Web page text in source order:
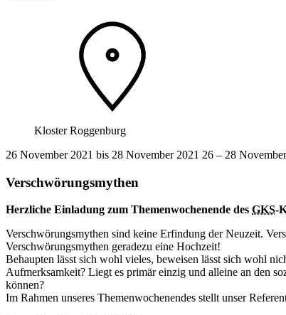
Kloster Roggenburg
26 November 2021 bis 28 November 2021 26 ‒ 28
Verschwörungsmythen
Herzliche Einladung zum Themenwochenende des GKS-
Verschwörungsmythen sind keine Erfindung der Neuzeit.
Verschwörungsmythen geradezu eine Hochzeit!
Behaupten lässt sich wohl vieles, beweisen lässt sich wohl
Aufmerksamkeit? Liegt es primär einzig und alleine an den
können?
Im Rahmen unseres Themenwochenendes stellt unser